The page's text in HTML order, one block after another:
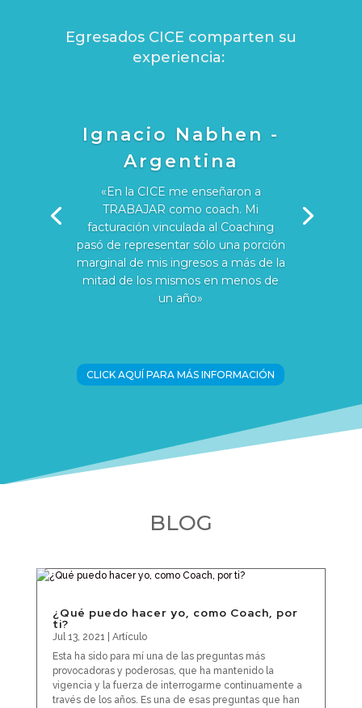
Egresados CICE comparten su
experiencia:
Ignacio Nabhen -
Argentina
«En la CICE me enseñaron a
TRABAJAR como coach. Mi
facturación vinculada al Coaching
pasó de representar sólo una porción
marginal de mis ingresos a más de la
mitad de los mismos en menos de
un año»
CLICK AQUÍ PARA MÁS INFORMACIÓN
BLOG
¿Qué puedo hacer yo, como Coach, por
ti?
Jul 13, 2021
Artículo
Esta ha sido para mí una de las preguntas más
provocadoras y poderosas, que ha mantenido la
vigencia y la fuerza de interrogarme continuamente a
través de los años. Es una de esas preguntas que han